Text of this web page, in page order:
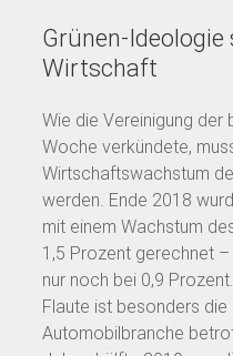
Grünen-
Wirtschaft
Wie die Vereinigung
Woche verkündete,
Wirtschaftswachstum
werden. Ende 2018
mit einem Wachstum
1,5 Prozent gerechnet
nur noch bei 0,9
Flaute ist besonders
Automobilbranche